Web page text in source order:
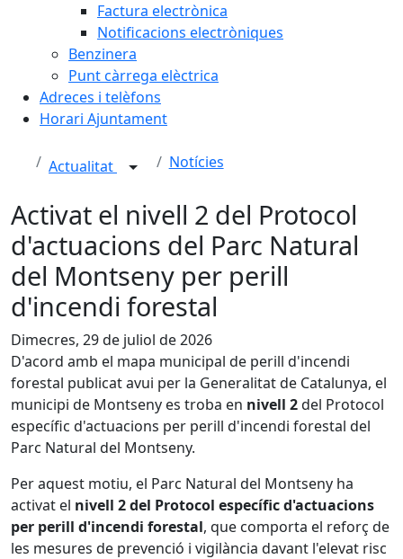
Factura electrònica
Notificacions electròniques
Benzinera
Punt càrrega elèctrica
Adreces i telèfons
Horari Ajuntament
Actualitat Notícies
Activat el nivell 2 del Protocol
d'actuacions del Parc Natural
del Montseny per perill
d'incendi forestal
Dimecres, 29 de juliol de 2026
D'acord amb el mapa municipal de perill d'incendi
forestal publicat avui per la Generalitat de Catalunya, el
municipi de Montseny es troba en nivell 2del Protocol
específic d'actuacions per perill d'incendi forestal del
Parc Natural del Montseny.
Per aquest motiu, el Parc Natural del Montseny ha
activat el nivell 2 del Protocol específic d'actuacions
per perill d'incendi forestal, que comporta el reforç de
les mesures de prevenció i vigilància davant l'elevat risc